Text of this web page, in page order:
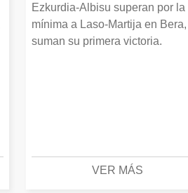
Ezkurdia-Albisu superan por la
mínima a Laso-Martija en
suman su primera victoria.
VER MÁS